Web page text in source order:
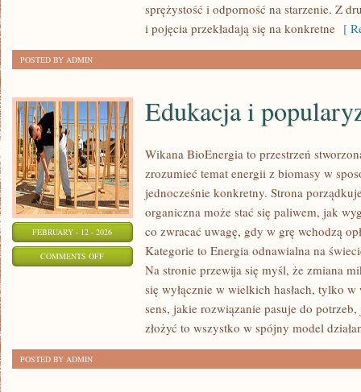
sprężystość i odporność na starzenie. Z
i pojęcia przekładają się na konkretne [
POSTED BY ADMIN
FEBRUARY - 12 - 2026
COMMENTS OFFON
POPULARYZACJA
Edukacja i
Wikana BioEnergia to przestrzeń
zrozumieć temat energii z biomasy w
jednocześnie konkretny. Strona
organiczna może stać się paliwem, jak
co zwracać uwagę, gdy w grę wchodzą
Kategorie to Energia odnawialna na
Na stronie przewija się myśl, że zmiana
się wyłącznie w wielkich hasłach, tylko
sens, jakie rozwiązanie pasuje do
złożyć to wszystko w spójny model
POSTED BY ADMIN